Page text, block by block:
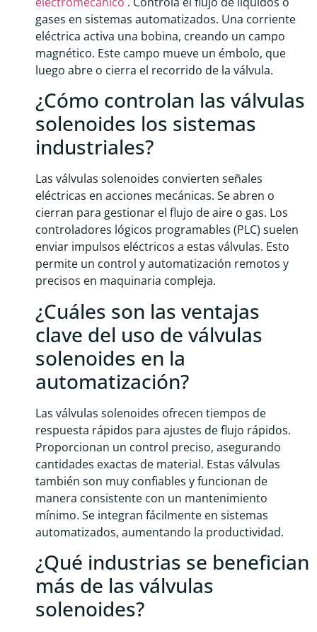
gases en sistemas automatizados. Una corriente
eléctrica activa una bobina, creando un campo
magnético. Este campo mueve un émbolo, que
luego abre o cierra el recorrido de la válvula.
¿Cómo controlan las válvulas
solenoides los sistemas
industriales?
Las válvulas solenoides convierten señales
eléctricas en acciones mecánicas. Se abren o
cierran para gestionar el flujo de aire o gas. Los
controladores lógicos programables (PLC) suelen
enviar impulsos eléctricos a estas válvulas. Esto
permite un control y automatización remotos y
precisos en maquinaria compleja.
¿Cuáles son las ventajas
clave del uso de válvulas
solenoides en la
automatización?
Las válvulas solenoides ofrecen tiempos de
respuesta rápidos para ajustes de flujo rápidos.
Proporcionan un control preciso, asegurando
cantidades exactas de material. Estas válvulas
también son muy confiables y funcionan de
manera consistente con un mantenimiento
mínimo. Se integran fácilmente en sistemas
automatizados, aumentando la productividad.
¿Qué industrias se benefician
más de las válvulas
solenoides?